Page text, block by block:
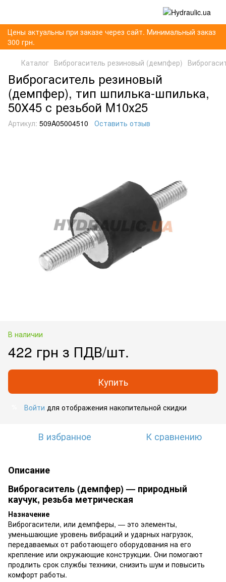
Цены актуальны при заказе через сайт. Минимальный заказ
300 грн.
Каталог Виброгаситель резиновый (демпфер)
Виброгаситель резиновый
(демпфер), тип шпилька-шпилька,
50Х45 с резьбой M10х25
Артикул: 509A05004510 Оставить отзыв
В наличии
422 грн з ПДВ/шт.
Купить
Войти для отображения накопительной скидки
В избранное К сравнению
Описание
Виброгаситель (демпфер) — природный
каучук, резьба метрическая
Назначение
Виброгасители, или демпферы, — это элементы,
уменьшающие уровень вибраций и ударных нагрузок,
передаваемых от работающего оборудования на его
крепление или окружающие конструкции. Они помогают
продлить срок службы техники, снизить шум и повысить
комфорт работы.